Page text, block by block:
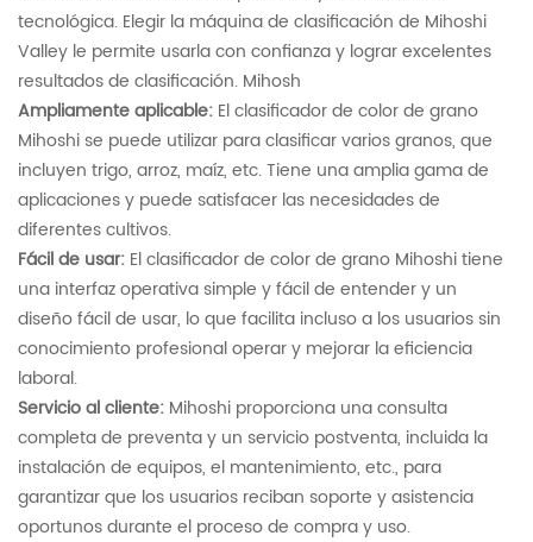
tecnológica. Elegir la máquina de clasificación de Mihoshi
Valley le permite usarla con confianza y lograr excelentes
resultados de clasificación. Mihosh
Ampliamente aplicable: El clasificador de color de grano
Mihoshi se puede utilizar para clasificar varios granos, que
incluyen trigo, arroz, maíz, etc. Tiene una amplia gama de
aplicaciones y puede satisfacer las necesidades de
diferentes cultivos.
Fácil de usar: El clasificador de color de grano Mihoshi tiene
una interfaz operativa simple y fácil de entender y un
diseño fácil de usar, lo que facilita incluso a los usuarios sin
conocimiento profesional operar y mejorar la eficiencia
laboral.
Servicio al cliente: Mihoshi proporciona una consulta
completa de preventa y un servicio postventa, incluida la
instalación de equipos, el mantenimiento, etc., para
garantizar que los usuarios reciban soporte y asistencia
oportunos durante el proceso de compra y uso.